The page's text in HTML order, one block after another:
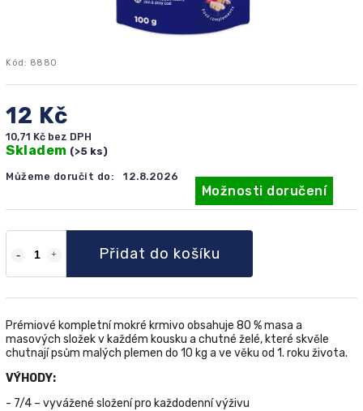
Kód: 8880
12 Kč
10,71 Kč bez DPH
Skladem (>5 ks)
Můžeme doručit do: 12.8.2026
Možnosti doručení
Přidat do košíku
Prémiové kompletní mokré krmivo obsahuje 80 % masa a
masových složek v každém kousku a chutné želé, které skvěle
chutnají psům malých plemen do 10 kg a ve věku od 1. roku života.
VÝHODY:
- 7/4 – vyvážené složení pro každodenní výživu